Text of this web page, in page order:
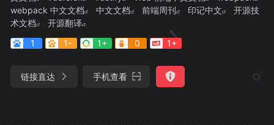
webpack 中文文档
中文文档 前端周刊 印记中文
开源技
术文档
开源翻译
1
1- 1+ 0 1+
链接直达 手机查看